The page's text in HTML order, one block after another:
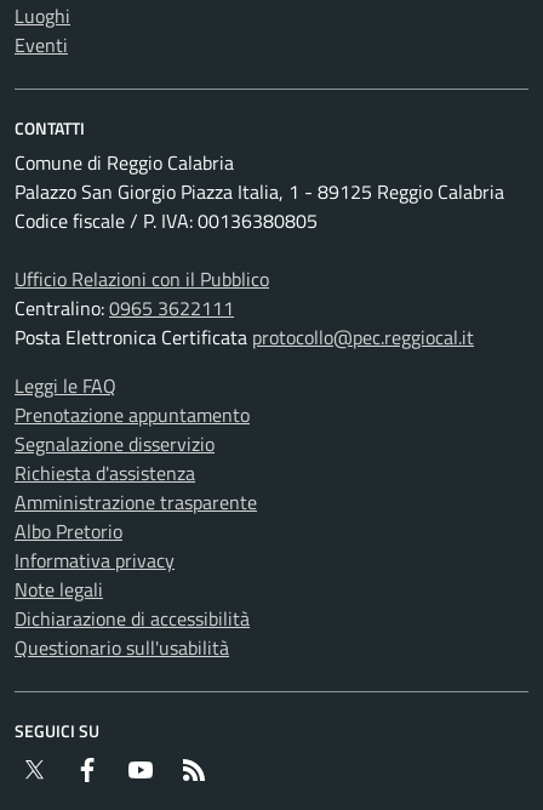
Luoghi
Eventi
CONTATTI
Comune di Reggio Calabria
Palazzo San Giorgio Piazza Italia, 1 - 89125 Reggio Calabria
Codice fiscale / P. IVA: 00136380805
Ufficio Relazioni con il Pubblico
Centralino:0965 3622111
Posta Elettronica Certificata protocollo@pec.reggiocal.it
Leggi le FAQ
Prenotazione appuntamento
Segnalazione disservizio
Richiesta d'assistenza
Amministrazione trasparente
Albo Pretorio
Informativa privacy
Note legali
Dichiarazione di accessibilità
Questionario sull'usabilità
SEGUICI SU
Twitter Facebook YouTube